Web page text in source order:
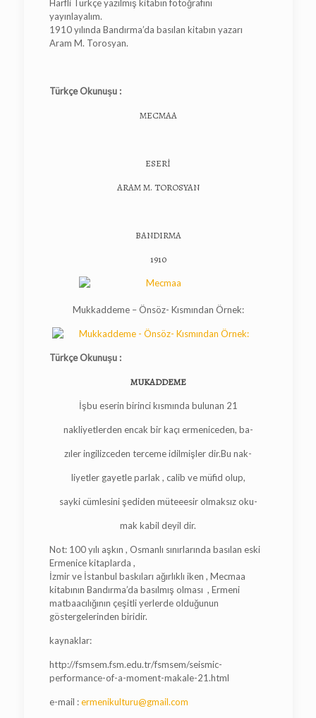
Harfli Türkçe yazılmış kitabın fotoğrafını
yayınlayalım.
1910 yılında Bandırma’da basılan kitabın yazarı
Aram M. Torosyan.
Türkçe Okunuşu :
MECMAA
ESERİ
ARAM M. TOROSYAN
BANDIRMA
1910
Mukkaddeme – Önsöz- Kısmından Örnek:
Türkçe Okunuşu :
MUKADDEME
İşbu eserin birinci kısmında bulunan 21
nakliyetlerden encak bir kaçı ermeniceden, ba-
zıler ingilizceden terceme idilmişler dir.Bu nak-
liyetler gayetle parlak , calib ve müfid olup,
sayki cümlesini şediden müteeesir olmaksız oku-
mak kabil deyil dir.
Not: 100 yılı aşkın , Osmanlı sınırlarında basılan eski
Ermenice kitaplarda ,
İzmir ve İstanbul baskıları ağırlıklı iken , Mecmaa
kitabının Bandırma’da basılmış olması , Ermeni
matbaacılığının çeşitli yerlerde olduğunun
göstergelerinden biridir.
kaynaklar:
http://fsmsem.fsm.edu.tr/fsmsem/seismic-
performance-of-a-moment-makale-21.html
e-mail :ermenikulturu@gmail.com